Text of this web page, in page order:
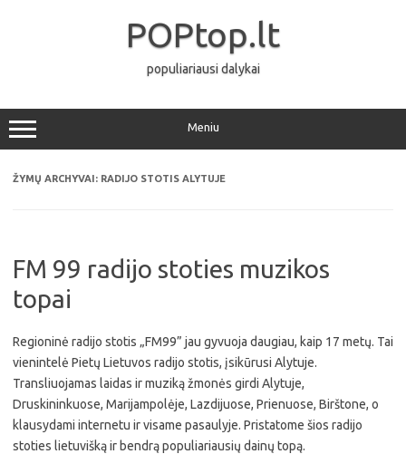
POPtop.lt
populiariausi dalykai
Meniu
ŽYMŲ ARCHYVAI: RADIJO STOTIS ALYTUJE
FM 99 radijo stoties muzikos
topai
Regioninė radijo stotis „FM99” jau gyvuoja daugiau, kaip 17 metų. Tai
vienintelė Pietų Lietuvos radijo stotis, įsikūrusi Alytuje.
Transliuojamas laidas ir muziką žmonės girdi Alytuje,
Druskininkuose, Marijampolėje, Lazdijuose, Prienuose, Birštone, o
klausydami internetu ir visame pasaulyje. Pristatome šios radijo
stoties lietuvišką ir bendrą populiariausių dainų topą.